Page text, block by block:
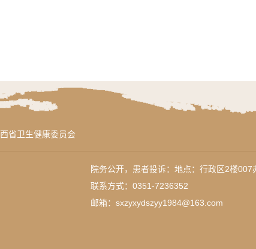
省卫生健康委员会
院务公开，患者投诉：地点：行政区2楼007
联系方式：0351-7236352
邮箱：sxzyxydszyy1984@163.com